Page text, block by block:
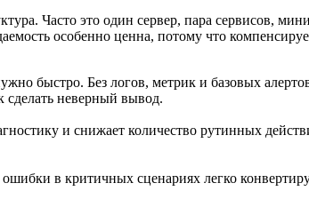
Часто это один сервер, пара сервисов,
особенно ценна, потому что
быстро. Без логов, метрик и базовых
сделать неверный вывод.
и снижает количество рутинных
в критичных сценариях легко